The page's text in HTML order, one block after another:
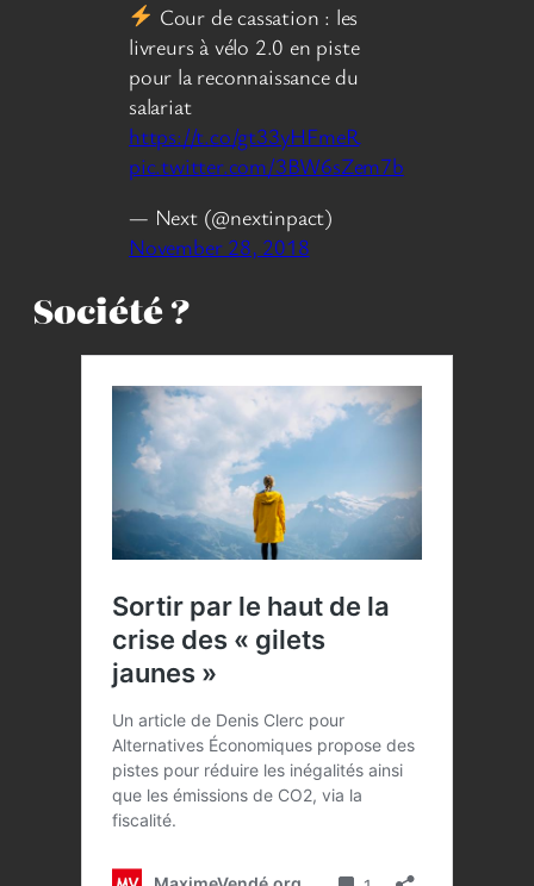
Cour de cassation : les
livreurs à vélo 2.0 en piste
pour la reconnaissance du
salariat
https://t.co/gt33yHFmeR
pic.twitter.com/3BW6sZem7b
— Next (@nextinpact)
November 28, 2018
Société ?